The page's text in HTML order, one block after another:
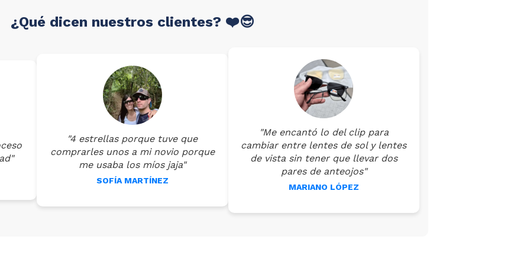
¿Qué dicen nuestros clientes? ❤️😎
"4 estrellas porque tuve que
comprarles unos a mi novio porque
me usaba los míos jaja"
SOFÍA MARTÍNEZ
"Me encantó lo del clip para
cambiar entre lentes de sol y lentes
de vista sin tener que llevar dos
pares de anteojos"
MARIANO LÓPEZ